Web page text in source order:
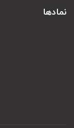
نمادها